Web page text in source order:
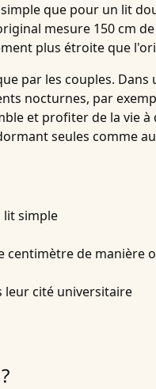
que pour un lit
mesure 150 cm
plus étroite que
par les couples.
nocturnes, par
et profiter de la vie à
seules comme
lit simple
centimètre de manière
leur cité universitaire